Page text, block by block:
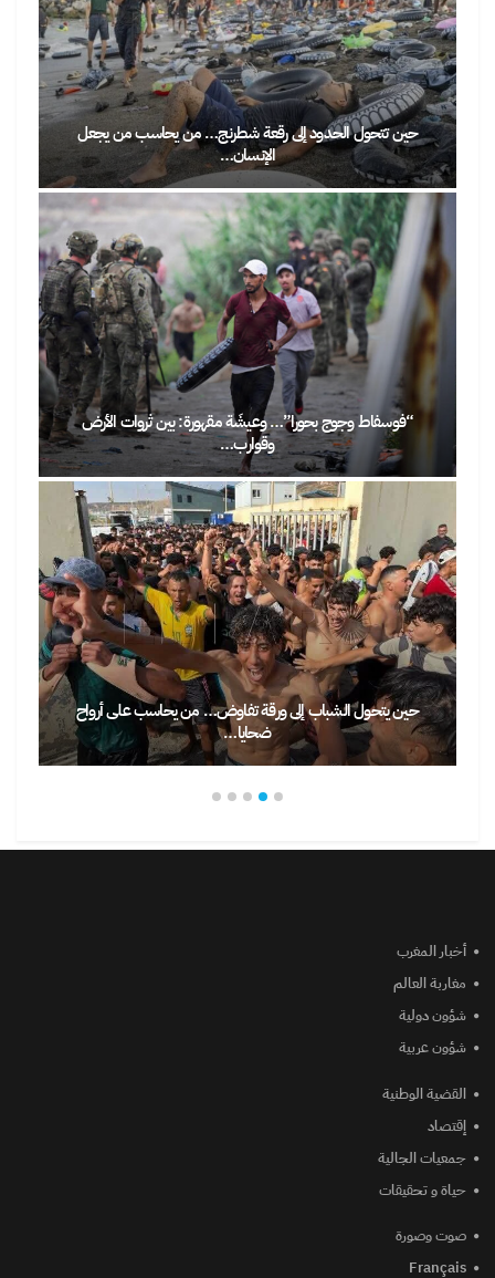
حين تتحول الحدود إلى رقعة شطرنج… من يحاسب من يجعل
الإنسان…
“فوسفاط وجوج بحورا”… وعيشَة مقهورة: بين ثروات الأرض
وقوارب…
حين يتحول الشباب إلى ورقة تفاوض… من يحاسب على أرواح
ضحايا…
أخبار المغرب
مغاربة العالم
شؤون دولية
شؤون عربية
القضية الوطنية
إقتصاد
جمعيات الجالية
حياة و تحقيقات
صوت وصورة
Français